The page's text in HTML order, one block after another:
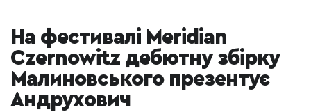
На фестивалі Meridian
Czernowitz дебютну збірку
Малиновського презентує
Андрухович